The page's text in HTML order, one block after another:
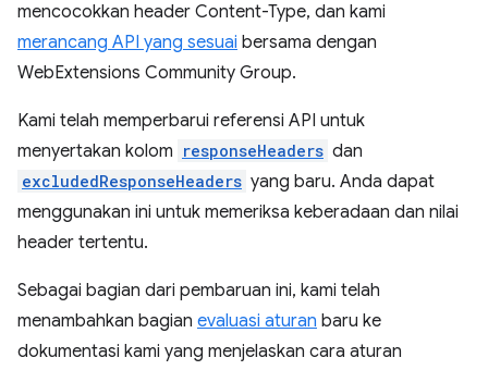
mencocokkan header Content-Type, dan kami
merancang API yang sesuai bersama dengan
WebExtensions Community Group.
Kami telah memperbarui referensi API untuk
menyertakan kolom responseHeaders dan
excludedResponseHeaders yang baru. Anda dapat
menggunakan ini untuk memeriksa keberadaan dan nilai
header tertentu.
Sebagai bagian dari pembaruan ini, kami telah
menambahkan bagian evaluasi aturan baru ke
dokumentasi kami yang menjelaskan cara aturan